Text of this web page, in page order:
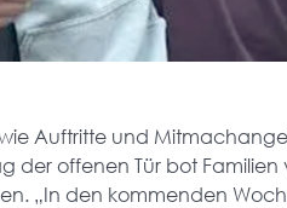
Auftritte und
der offenen Tür bot Familien
„In den kommenden